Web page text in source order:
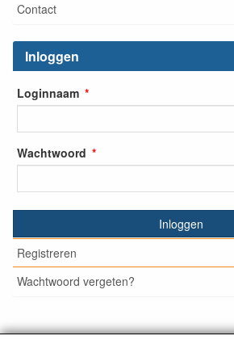
Contact
Inloggen
Loginnaam
Wachtwoord
Inloggen
Registreren
Wachtwoord vergeten?